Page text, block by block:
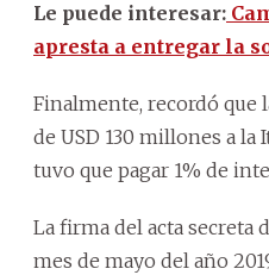
Le puede interesar:
apresta a entregar la
Finalmente, recordó que
de USD 130 millones a la
tuvo que pagar 1% de
La firma del acta secreta
mes de mayo del año